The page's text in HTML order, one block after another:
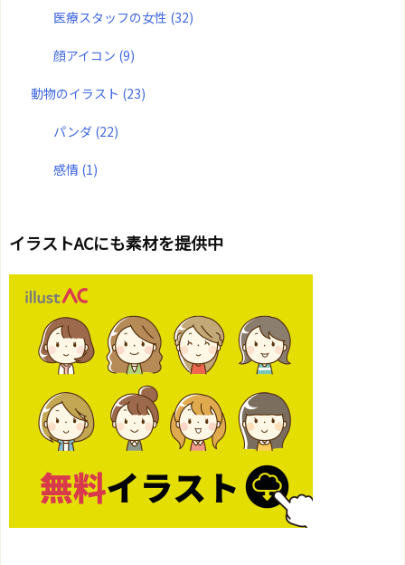
医療スタッフの女性 (32)
顔アイコン (9)
動物のイラスト (23)
パンダ (22)
感情 (1)
イラストACにも素材を提供中